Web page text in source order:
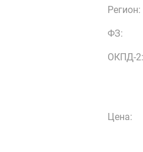
Регион:
ФЗ:
ОКПД-2:
Цена: